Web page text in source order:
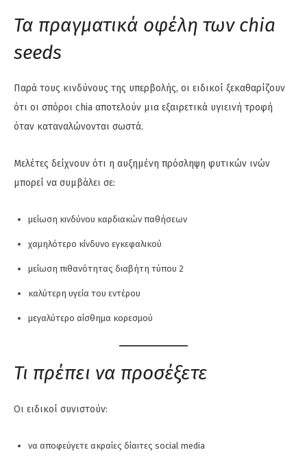
Τα πραγματικά οφέλη των chia
seeds
Παρά τους κινδύνους της υπερβολής, οι ειδικοί ξεκαθαρίζουν
ότι οι σπόροι chia αποτελούν μια εξαιρετικά υγιεινή τροφή
όταν καταναλώνονται σωστά.
Μελέτες δείχνουν ότι η αυξημένη πρόσληψη φυτικών ινών
μπορεί να συμβάλει σε:
μείωση κινδύνου καρδιακών παθήσεων
χαμηλότερο κίνδυνο εγκεφαλικού
μείωση πιθανότητας διαβήτη τύπου 2
καλύτερη υγεία του εντέρου
μεγαλύτερο αίσθημα κορεσμού
Τι πρέπει να προσέξετε
Οι ειδικοί συνιστούν:
να αποφεύγετε ακραίες δίαιτες social media